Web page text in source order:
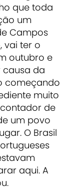
que toda
um
Campos
vai ter o
outubro e
causa da
começando
muito
de
um povo
O Brasil
aqui. A